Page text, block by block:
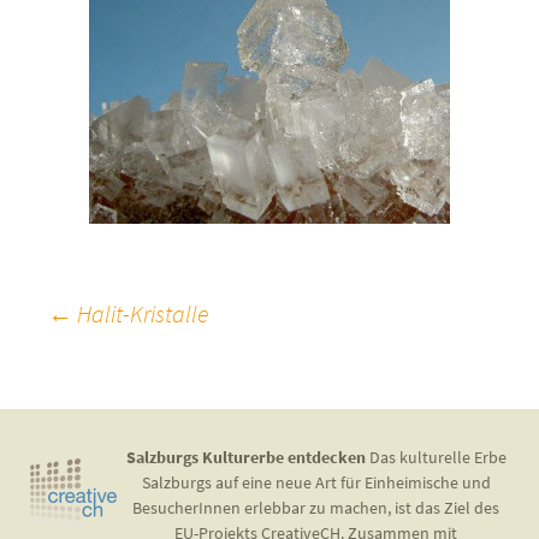
Beitragsnavigation
← Halit-Kristalle
Salzburgs Kulturerbe entdecken Das kulturelle Erbe
Salzburgs auf eine neue Art für Einheimische und
BesucherInnen erlebbar zu machen, ist das Ziel des
EU-Projekts CreativeCH. Zusammen mit